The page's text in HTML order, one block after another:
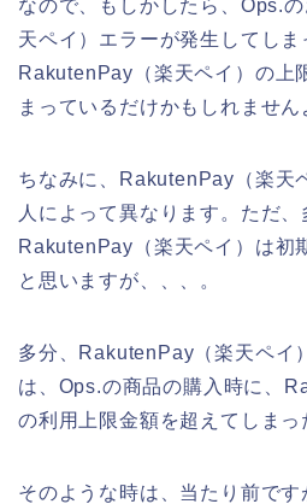
なので、もしかしたら、Ops.
天ペイ）エラーが発生してしま
RakutenPay（楽天ペイ）の上
まっているだけかもしれません
ちなみに、RakutenPay（楽天
人によって異なります。ただ
RakutenPay（楽天ペイ）は初
と思いますが、、、。
多分、RakutenPay（楽天ペイ
は、Ops.の商品の購入時に、
の利用上限金額を超えてしまっ
そのような時は、当たり前で